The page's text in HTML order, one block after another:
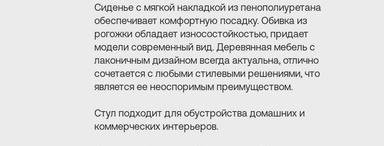
Сиденье с мягкой накладкой из пенополиуретана
обеспечивает комфортную посадку. Обивка из
рогожки обладает износостойкостью, придает
модели современный вид. Деревянная мебель с
лаконичным дизайном всегда актуальна, отлично
сочетается с любыми стилевыми решениями, что
является ее неоспоримым преимуществом.
Стул подходит для обустройства домашних и
коммерческих интерьеров.